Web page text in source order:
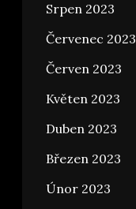
Srpen 2023
Červenec 2023
Červen 2023
Květen 2023
Duben 2023
Březen 2023
Únor 2023